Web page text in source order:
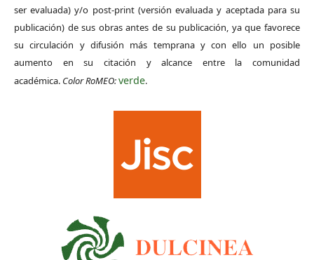
ser evaluada) y/o post-print (versión evaluada y aceptada para su
publicación) de sus obras antes de su publicación, ya que favorece
su circulación y difusión más temprana y con ello un posible
aumento en su citación y alcance entre la comunidad
académica. Color RoMEO:verde.